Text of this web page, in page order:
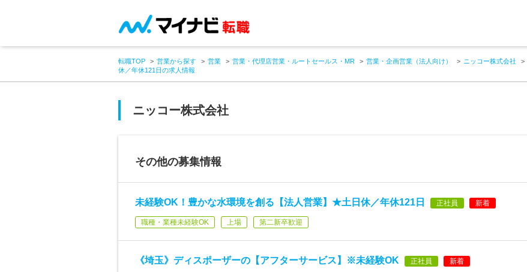
転職TOP 営業から探す 営業 営業・代理店営業・ルートセールス・MR 営業・企画営業（法人向け） ニッコー株式会社
休／年休121日の求人情報
ニッコー株式会社
その他の募集情報
未経験OK！豊かな水環境を創る【法人営業】★土日休／年休121日 正社員 新着
職種・業種未経験OK 上場 第二新卒歓迎
《埼玉》ディスポーザーの【アフターサービス】※未経験OK 正社員 新着